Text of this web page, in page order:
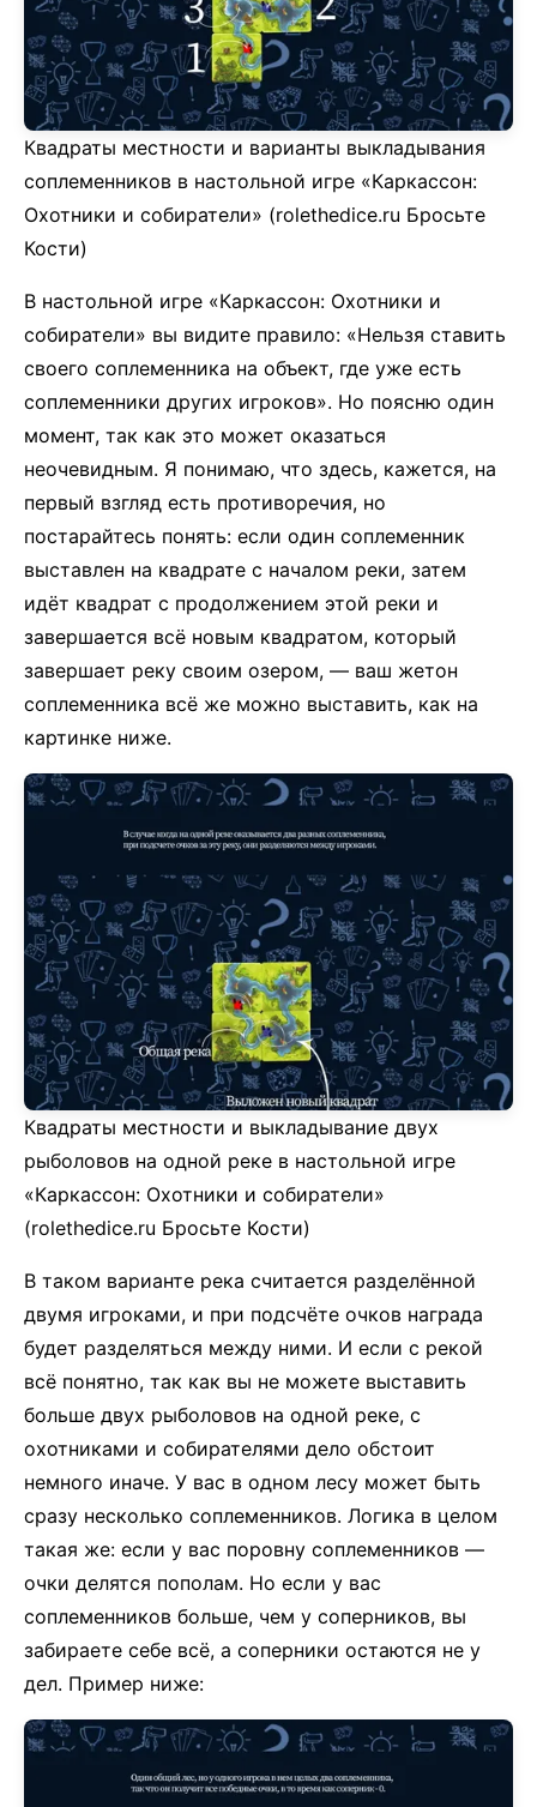
Квадраты местности и варианты выкладывания
соплеменников в настольной игре «Каркассон:
Охотники и собиратели» (rolethedice.ru Бросьте
Кости)
В настольной игре «Каркассон: Охотники и
собиратели» вы видите правило: «Нельзя ставить
своего соплеменника на объект, где уже есть
соплеменники других игроков». Но поясню один
момент, так как это может оказаться
неочевидным. Я понимаю, что здесь, кажется, на
первый взгляд есть противоречия, но
постарайтесь понять: если один соплеменник
выставлен на квадрате с началом реки, затем
идёт квадрат с продолжением этой реки и
завершается всё новым квадратом, который
завершает реку своим озером, — ваш жетон
соплеменника всё же можно выставить, как на
картинке ниже.
Квадраты местности и выкладывание двух
рыболовов на одной реке в настольной игре
«Каркассон: Охотники и собиратели»
(rolethedice.ru Бросьте Кости)
В таком варианте река считается разделённой
двумя игроками, и при подсчёте очков награда
будет разделяться между ними. И если с рекой
всё понятно, так как вы не можете выставить
больше двух рыболовов на одной реке, с
охотниками и собирателями дело обстоит
немного иначе. У вас в одном лесу может быть
сразу несколько соплеменников. Логика в целом
такая же: если у вас поровну соплеменников —
очки делятся пополам. Но если у вас
соплеменников больше, чем у соперников, вы
забираете себе всё, а соперники остаются не у
дел. Пример ниже: